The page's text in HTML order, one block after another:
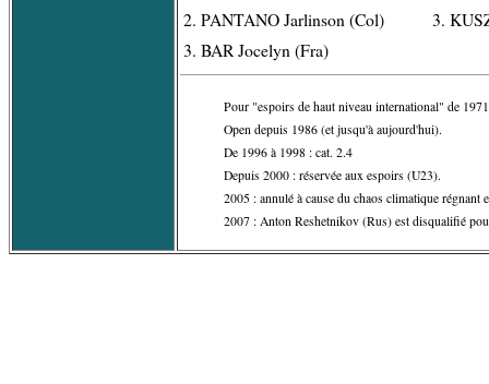
2. PANTANO Jarlinson (Col)
3. BAR Jocelyn (Fra)
3.
Pour "espoirs de haut niveau international" de
Open depuis 1986 (et jusqu'à aujourd'hui).
De 1996 à 1998 : cat. 2.4
Depuis 2000 : réservée aux espoirs (U23).
2005 : annulé à cause du chaos climatique régnant
2007 : Anton Reshetnikov (Rus) est disqualifié